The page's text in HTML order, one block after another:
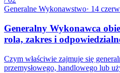
Generalne Wykonawstwo· 14
Generalny Wykonawca
rola, zakres i
Czym właściwie zajmuje się
przemysłowego, handlowego lub